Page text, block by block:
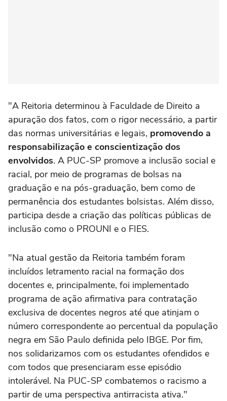
"A Reitoria determinou à Faculdade de Direito a
apuração dos fatos, com o rigor necessário, a partir
das normas universitárias e legais, promovendo a
responsabilização e conscientização dos
envolvidos. A PUC-SP promove a inclusão social e
racial, por meio de programas de bolsas na
graduação e na pós-graduação, bem como de
permanência dos estudantes bolsistas. Além disso,
participa desde a criação das políticas públicas de
inclusão como o PROUNI e o FIES.
"Na atual gestão da Reitoria também foram
incluídos letramento racial na formação dos
docentes e, principalmente, foi implementado
programa de ação afirmativa para contratação
exclusiva de docentes negros até que atinjam o
número correspondente ao percentual da população
negra em São Paulo definida pelo IBGE. Por fim,
nos solidarizamos com os estudantes ofendidos e
com todos que presenciaram esse episódio
intolerável. Na PUC-SP combatemos o racismo a
partir de uma perspectiva antirracista ativa."